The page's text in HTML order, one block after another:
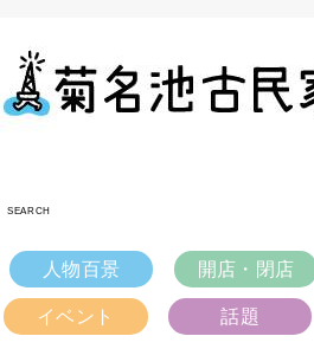
SEARCH
人物百景 開店・閉店
イベント 話題